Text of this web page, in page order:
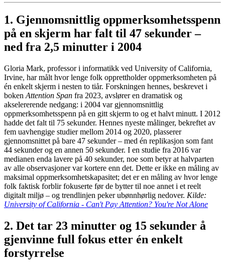
1. Gjennomsnittlig oppmerksomhetsspenn
på en skjerm har falt til 47 sekunder –
ned fra 2,5 minutter i 2004
Gloria Mark, professor i informatikk ved University of California,
Irvine, har målt hvor lenge folk opprettholder oppmerksomheten på
én enkelt skjerm i nesten to tiår. Forskningen hennes, beskrevet i
boken Attention Span fra 2023, avslører en dramatisk og
akselererende nedgang: i 2004 var gjennomsnittlig
oppmerksomhetsspenn på en gitt skjerm to og et halvt minutt. I 2012
hadde det falt til 75 sekunder. Hennes nyeste målinger, bekreftet av
fem uavhengige studier mellom 2014 og 2020, plasserer
gjennomsnittet på bare 47 sekunder – med én replikasjon som fant
44 sekunder og en annen 50 sekunder. I en studie fra 2016 var
medianen enda lavere på 40 sekunder, noe som betyr at halvparten
av alle observasjoner var kortere enn det. Dette er ikke en måling av
maksimal oppmerksomhetskapasitet; det er en måling av hvor lenge
folk faktisk forblir fokuserte før de bytter til noe annet i et reelt
digitalt miljø – og trendlinjen peker ubønnhørlig nedover. Kilde:
University of California - Can't Pay Attention? You're Not Alone
2. Det tar 23 minutter og 15 sekunder å
gjenvinne full fokus etter én enkelt
forstyrrelse